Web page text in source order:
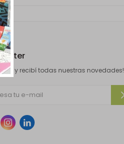
y recibí todas nuestras novedades!
 